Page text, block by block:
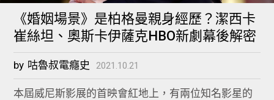
《婚姻場景》是柏格曼親身經歷？潔西卡
崔絲坦、奧斯卡伊薩克HBO新劇幕後解密
by 咕魯叔電癮史 2021.10.21
本屆威尼斯影展的首映會紅地上， 有兩位知名影星的